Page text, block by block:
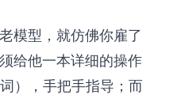
模型，就仿佛你雇了
给他一本详细的操作
），手把手指导；而